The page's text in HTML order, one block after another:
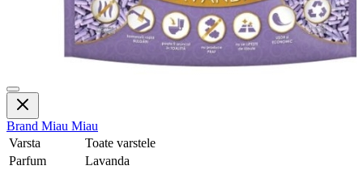
Brand Miau Miau
Varsta
Toate varstele
Parfum
Lavanda